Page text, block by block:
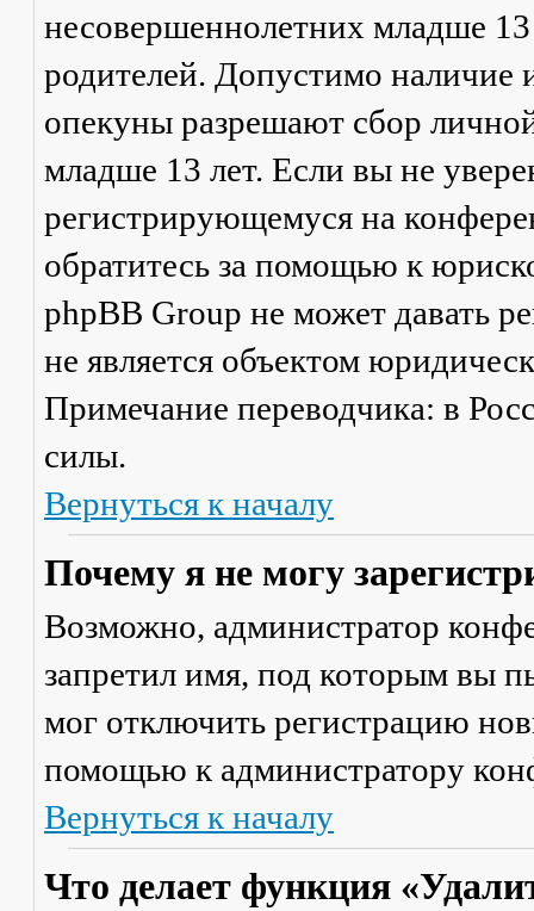
несовершеннолетних младше 13
родителей. Допустимо наличие
опекуны разрешают сбор
младше 13 лет. Если вы не
регистрирующемуся на
обратитесь за помощью к
phpBB Group не может давать
не является объектом
Примечание переводчика: в
силы.
Вернуться к началу
Почему я не могу
Возможно, администратор
запретил имя, под которым вы
мог отключить регистрацию
помощью к администратору
Вернуться к началу
Что делает функция